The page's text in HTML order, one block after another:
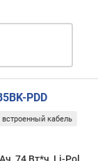
PDD
встроенный кабель
74 Вт*ч, Li-Pol